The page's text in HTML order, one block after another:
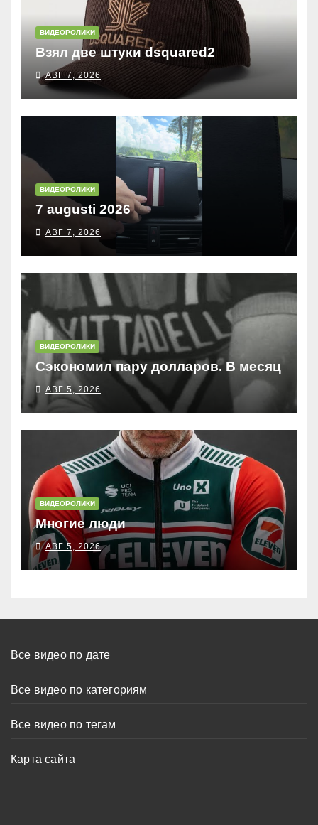
ВИДЕОРОЛИКИ
Взял две штуки dsquared2
АВГ 7, 2026
ВИДЕОРОЛИКИ
7 augusti 2026
АВГ 7, 2026
ВИДЕОРОЛИКИ
Сэкономил пару долларов. В месяц
АВГ 5, 2026
ВИДЕОРОЛИКИ
Многие люди
АВГ 5, 2026
Все видео по дате
Все видео по категориям
Все видео по тегам
Карта сайта